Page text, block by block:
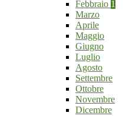
Febbraio 1
Marzo
Aprile
Maggio
Giugno
Luglio
Agosto
Settembre
Ottobre
Novembre
Dicembre